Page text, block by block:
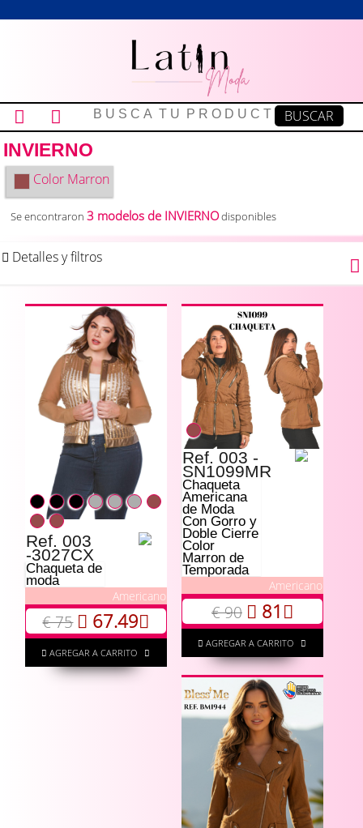
INVIERNO
Color Marron
Se encontraron3 modelos de INVIERNOdisponibles
Detalles y filtros
Ref. 003
-3027CX
Chaqueta de
moda
Americano
€ 75 67.49
AGREGAR A CARRITO
Ref. 003 -
SN1099MR
Chaqueta
Americana
de Moda
Con Gorro y
Doble Cierre
Color
Marron de
Temporada
Americano
€ 90 81
AGREGAR A CARRITO